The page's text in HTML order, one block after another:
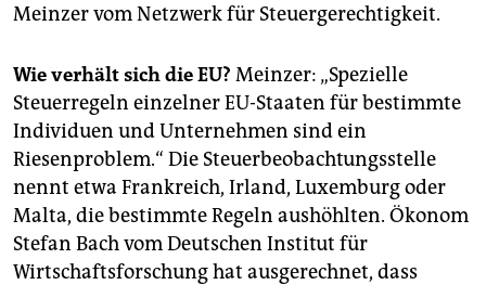
Meinzer vom Netzwerk für Steuergerechtigkeit.
Wie verhält sich die EU? Meinzer: „Spezielle
Steuerregeln einzelner EU-Staaten für bestimmte
Individuen und Unternehmen sind ein
Riesenproblem.“ Die Steuerbeobachtungsstelle
nennt etwa Frankreich, Irland, Luxemburg oder
Malta, die bestimmte Regeln aushöhlten. Ökonom
Stefan Bach vom Deutschen Institut für
Wirtschaftsforschung hat ausgerechnet, dass